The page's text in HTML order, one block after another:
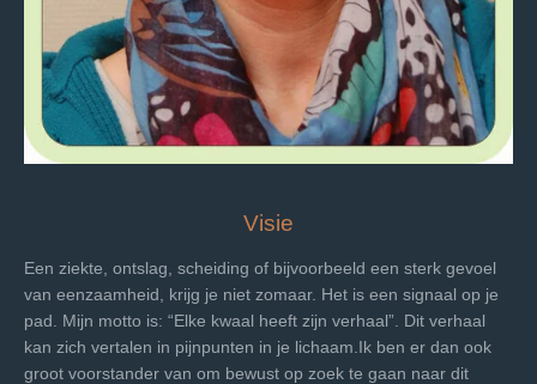
Visie
Een ziekte, ontslag, scheiding of bijvoorbeeld een sterk gevoel
van eenzaamheid, krijg je niet zomaar. Het is een signaal op je
pad. Mijn motto is: “Elke kwaal heeft zijn verhaal”. Dit verhaal
kan zich vertalen in pijnpunten in je lichaam. Ik ben er dan ook
groot voorstander van om bewust op zoek te gaan naar dit